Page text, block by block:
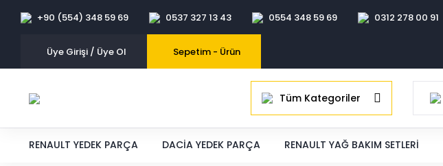
+90 (554) 348 59 69 0537 327 13 43 0554 348 59 69 0312 278 00 91
Üye Girişi / Üye Ol Sepetim - Ürün
Tüm Kategoriler
RENAULT YEDEK PARÇA DACIA YEDEK PARÇA RENAULT YAĞ BAKIM SETLERI